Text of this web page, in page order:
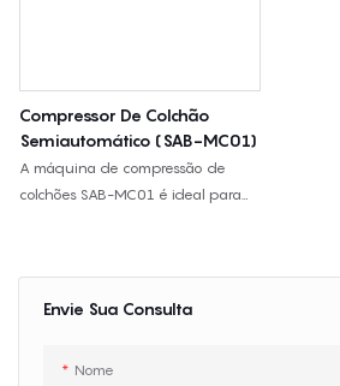
Envie Sua Consulta
Nome
Compressor De Colchão
Semiautomático (SAB-MC01)
A máquina de compressão de
colchões SAB-MC01 é ideal para
vácuo e selagem térmica,
reduzindo o espaço de